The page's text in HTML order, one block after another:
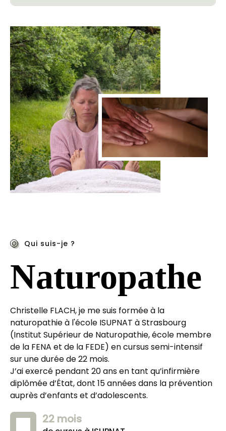
Qui suis-je ?
Naturopathe
Christelle FLACH, je me suis formée à la
naturopathie à l'école ISUPNAT à Strasbourg
(Institut Supérieur de Naturopathie, école membre
de la FENA et de la FEDE) en cursus semi-intensif
sur une durée de 22 mois.
J’ai exercé pendant 20 ans en tant qu’infirmière
diplômée d’État, dont 15 années dans la prévention
auprès d’enfants et d’adolescents.
22 mois